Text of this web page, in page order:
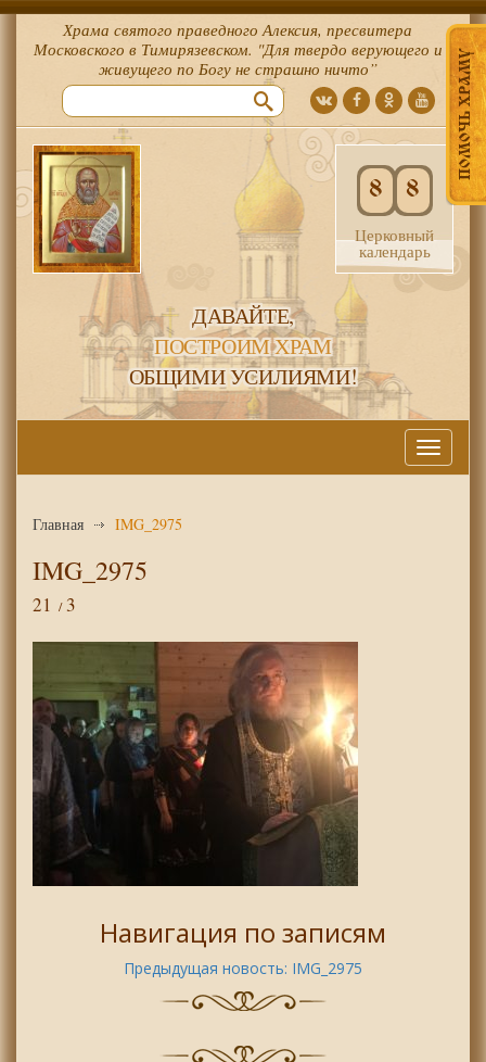
ПОМОЧЬ ХРАМУ
Храма святого праведного Алексия, пресвитера
Московского в Тимирязевском. "Для твердо верующего и
живущего по Богу не страшно ничто”
8 8
Церковный
календарь
ДАВАЙТЕ,
ПОСТРОИМ ХРАМ
ОБЩИМИ УСИЛИЯМИ!
Меню
Главная IMG_2975
IMG_2975
21 3
Навигация по записям
Предыдущая новость: IMG_2975